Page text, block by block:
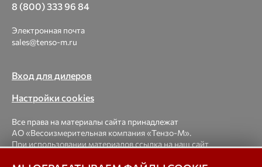
8 (800) 333 96 84
Электронная почта
sales@tenso-m.ru
Вход для дилеров
Настройки cookies
Все права на материалы сайта принадлежат
АО «Весоизмерительная компания «Тензо-М».
При использовании материалов ссылка на наш сайт